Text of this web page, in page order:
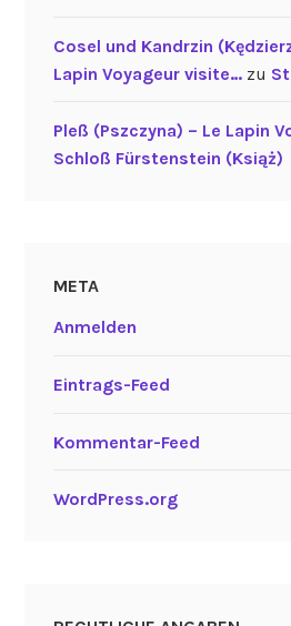
Cosel und Kandrzin
Lapin Voyageur visite…zu
Pleß (Pszczyna) – Le Lapin
Schloß Fürstenstein (Książ)
META
Anmelden
Eintrags-Feed
Kommentar-Feed
WordPress.org